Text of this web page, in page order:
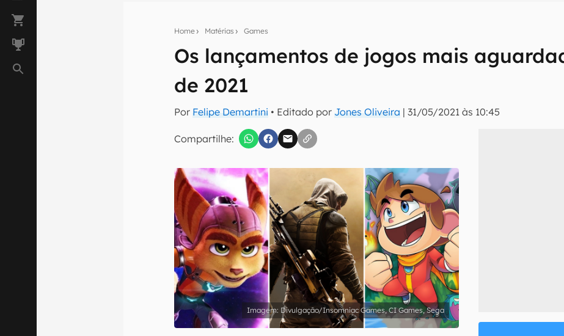
Home Matérias Games
Os lançamentos de jogos mais
de 2021
Por Felipe Demartini • Editado por Jones Oliveira |31/05/2021 às 10:45
Compartilhe:
Seu resumo inteligente do mundo tech!
Assine a newsletter do Canaltech e receba notícias e reviews sobre tecnologia em
inscreva-se
Confirmo que li, aceito e concordo com os Termos de Uso e Política de Privacidade do
Divulgação/Insomniac Games, CI Games, Sega